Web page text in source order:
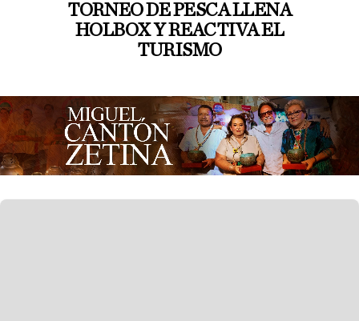
TORNEO DE PESCA LLENA
HOLBOX Y REACTIVA EL
TURISMO